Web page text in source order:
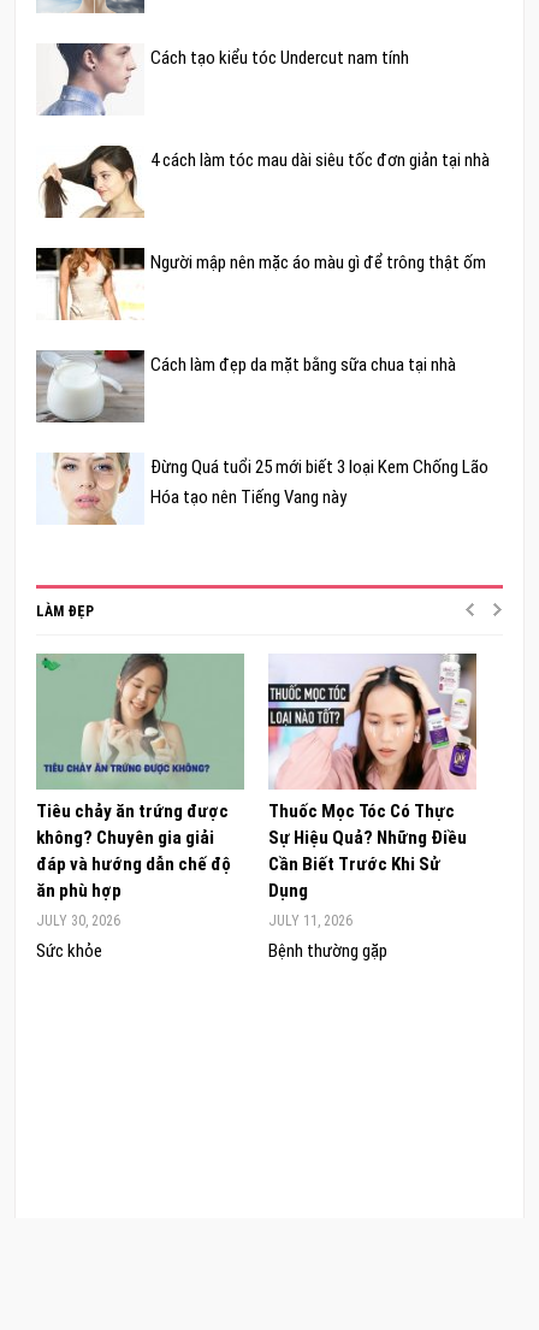
Cách tạo kiểu tóc Undercut nam tính
4 cách làm tóc mau dài siêu tốc đơn giản tại nhà
Người mập nên mặc áo màu gì để trông thật ốm
Cách làm đẹp da mặt bằng sữa chua tại nhà
Đừng Quá tuổi 25 mới biết 3 loại Kem Chống Lão
Hóa tạo nên Tiếng Vang này
LÀM ĐẸP
Tiêu chảy ăn trứng được
không? Chuyên gia giải
đáp và hướng dẫn chế độ
ăn phù hợp
JULY 30, 2026
Sức khỏe
Thuốc Mọc Tóc Có Thực
Sự Hiệu Quả? Những Điều
Cần Biết Trước Khi Sử
Dụng
JULY 11, 2026
Bệnh thường gặp